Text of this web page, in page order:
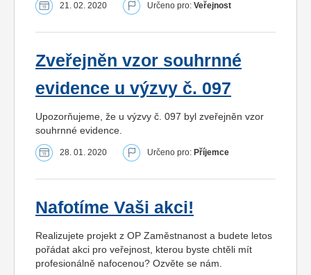
21. 02. 2020 Určeno pro: Veřejnost
Zveřejněn vzor souhrnné
evidence u výzvy č. 097
Upozorňujeme, že u výzvy č. 097 byl zveřejněn vzor
souhrnné evidence.
28. 01. 2020 Určeno pro: Příjemce
Nafotíme Vaši akci!
Realizujete projekt z OP Zaměstnanost a budete letos
pořádat akci pro veřejnost, kterou byste chtěli mít
profesionálně nafocenou? Ozvěte se nám.